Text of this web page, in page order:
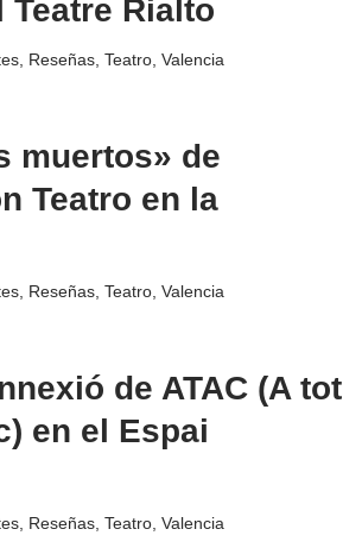
Teatre Rialto
Reseñas Teatro Valencia
muertos» de
Teatro en la
Reseñas Teatro Valencia
de ATAC (A tot
en el Espai
Reseñas Teatro Valencia